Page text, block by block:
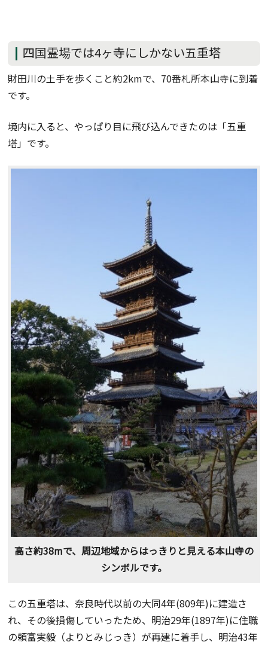
四国霊場では4ヶ寺にしかない五重塔
財田川の土手を歩くこと約2kmで、70番札所本山寺に到着
です。
境内に入ると、やっぱり目に飛び込んできたのは「五重
塔」です。
高さ約38mで、周辺地域からはっきりと見える本山寺の
シンボルです。
この五重塔は、奈良時代以前の大同4年(809年)に建造さ
れ、その後損傷していったため、明治29年(1897年)に住職
の頼富実毅（よりとみじっき）が再建に着手し、明治43年